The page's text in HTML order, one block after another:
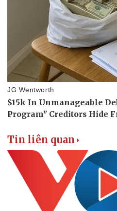
Tin liên quan